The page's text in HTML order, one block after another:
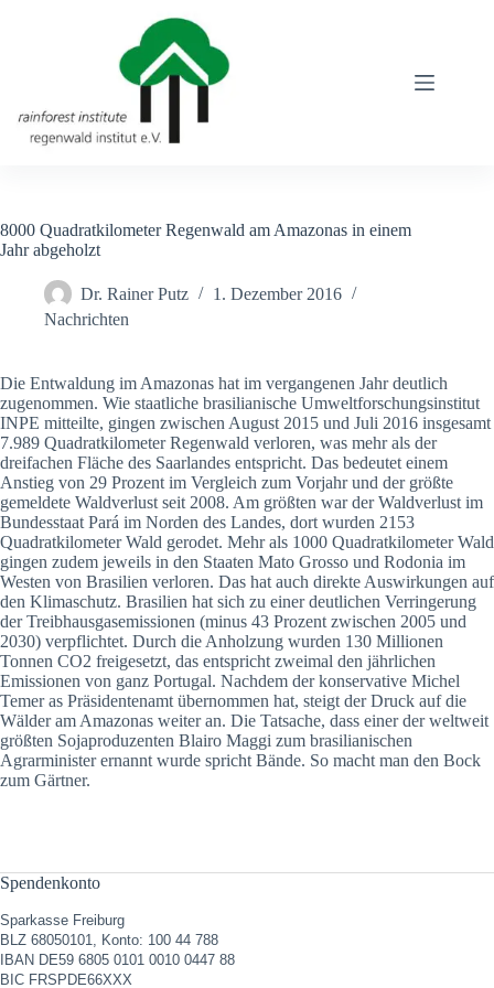
8000 Quadratkilometer Regenwald am Amazonas in einem
Jahr abgeholzt
Dr. Rainer Putz
1. Dezember 2016
Nachrichten
Die Entwaldung im Amazonas hat im vergangenen Jahr deutlich
zugenommen. Wie staatliche brasilianische Umweltforschungsinstitut
INPE mitteilte, gingen zwischen August 2015 und Juli 2016 insgesamt
7.989 Quadratkilometer Regenwald verloren, was mehr als der
dreifachen Fläche des Saarlandes entspricht. Das bedeutet einem
Anstieg von 29 Prozent im Vergleich zum Vorjahr und der größte
gemeldete Waldverlust seit 2008. Am größten war der Waldverlust im
Bundesstaat Pará im Norden des Landes, dort wurden 2153
Quadratkilometer Wald gerodet. Mehr als 1000 Quadratkilometer Wald
gingen zudem jeweils in den Staaten Mato Grosso und Rodonia im
Westen von Brasilien verloren. Das hat auch direkte Auswirkungen auf
den Klimaschutz. Brasilien hat sich zu einer deutlichen Verringerung
der Treibhausgasemissionen (minus 43 Prozent zwischen 2005 und
2030) verpflichtet. Durch die Anholzung wurden 130 Millionen
Tonnen CO2 freigesetzt, das entspricht zweimal den jährlichen
Emissionen von ganz Portugal. Nachdem der konservative Michel
Temer as Präsidentenamt übernommen hat, steigt der Druck auf die
Wälder am Amazonas weiter an. Die Tatsache, dass einer der weltweit
größten Sojaproduzenten Blairo Maggi zum brasilianischen
Agrarminister ernannt wurde spricht Bände. So macht man den Bock
zum Gärtner.
Spendenkonto
Sparkasse Freiburg
BLZ 68050101, Konto: 100 44 788
IBAN DE59 6805 0101 0010 0447 88
BIC FRSPDE66XXX